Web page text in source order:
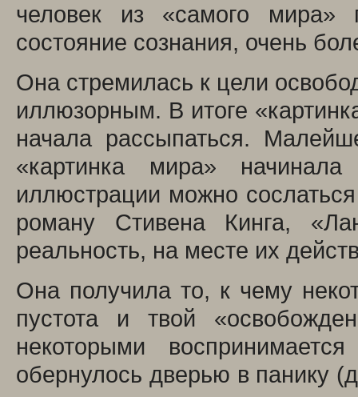
человек из «самого мира»
состояние сознания, очень
Она стремилась к цели
иллюзорным. В итоге
начала рассыпаться.
«картинка мира»
иллюстрации можно
роману Стивена Кинга,
реальность, на месте их
Она получила то, к чему
пустота и твой
некоторыми
обернулось дверью в панику